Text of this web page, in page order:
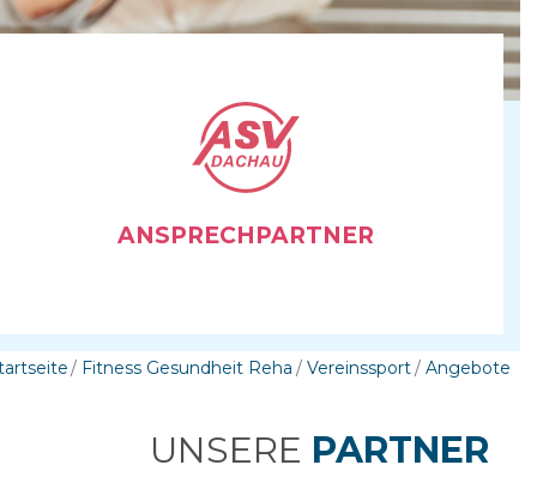
ANSPRECHPARTNER
Fitness Gesundheit Reha Vereinssport Angebote
UNSERE PARTNER